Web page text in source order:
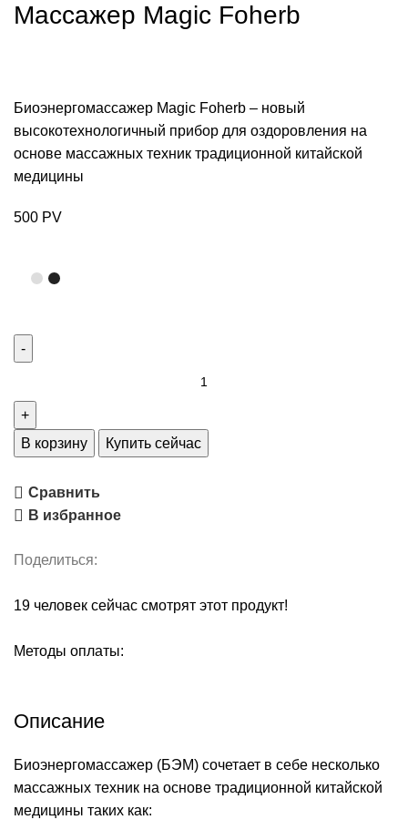
Массажер Magic Foherb
Биоэнергомассажер Magic Foherb – новый
высокотехнологичный прибор для оздоровления на
основе массажных техник традиционной китайской
медицины
500 PV
В корзину Купить сейчас
Сравнить
В избранное
Поделиться:
19 человек сейчас смотрят этот продукт!
Методы оплаты:
Описание
Биоэнергомассажер (БЭМ) сочетает в себе несколько
массажных техник на основе традиционной китайской
медицины таких как: